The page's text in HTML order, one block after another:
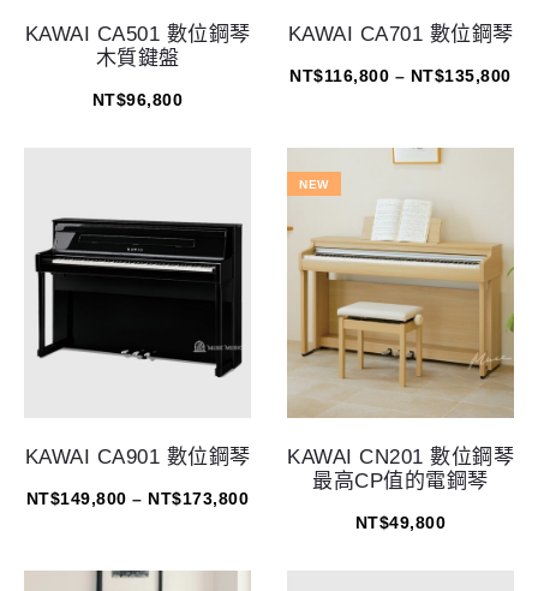
KAWAI CA501 數位鋼琴
木質鍵盤
NT$96,800
KAWAI CA701 數位鋼琴
NT$116,800 – NT$135,800
KAWAI CA901 數位鋼琴
NT$149,800 – NT$173,800
NEW
KAWAI CN201 數位鋼琴
最高CP值的電鋼琴
NT$49,800